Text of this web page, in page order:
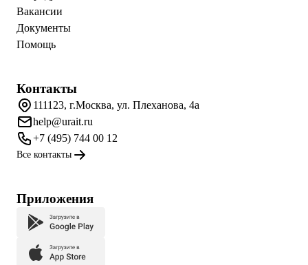
Вакансии
Документы
Помощь
Контакты
111123, г.Москва, ул. Плеханова, 4а
help@urait.ru
+7 (495) 744 00 12
Все контакты
Приложения